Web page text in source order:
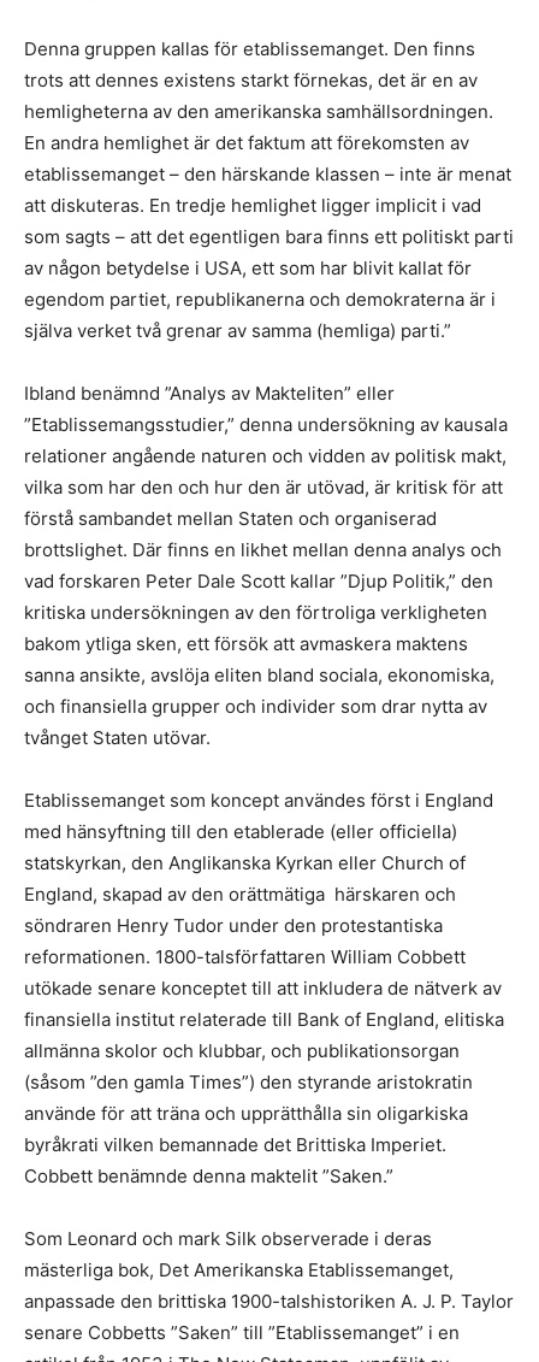
Denna gruppen kallas för etablissemanget. Den finns
trots att dennes existens starkt förnekas, det är en av
hemligheterna av den amerikanska samhällsordningen.
En andra hemlighet är det faktum att förekomsten av
etablissemanget – den härskande klassen – inte är menat
att diskuteras. En tredje hemlighet ligger implicit i vad
som sagts – att det egentligen bara finns ett politiskt parti
av någon betydelse i USA, ett som har blivit kallat för
egendom partiet, republikanerna och demokraterna är i
själva verket två grenar av samma (hemliga) parti.”
Ibland benämnd ”Analys av Makteliten” eller
”Etablissemangsstudier,” denna undersökning av kausala
relationer angående naturen och vidden av politisk makt,
vilka som har den och hur den är utövad, är kritisk för att
förstå sambandet mellan Staten och organiserad
brottslighet. Där finns en likhet mellan denna analys och
vad forskaren Peter Dale Scott kallar ”Djup Politik,” den
kritiska undersökningen av den förtroliga verkligheten
bakom ytliga sken, ett försök att avmaskera maktens
sanna ansikte, avslöja eliten bland sociala, ekonomiska,
och finansiella grupper och individer som drar nytta av
tvånget Staten utövar.
Etablissemanget som koncept användes först i England
med hänsyftning till den etablerade (eller officiella)
statskyrkan, den Anglikanska Kyrkan eller Church of
England, skapad av den orättmätiga härskaren och
söndraren Henry Tudor under den protestantiska
reformationen. 1800-talsförfattaren William Cobbett
utökade senare konceptet till att inkludera de nätverk av
finansiella institut relaterade till Bank of England, elitiska
allmänna skolor och klubbar, och publikationsorgan
(såsom ”den gamla Times”) den styrande aristokratin
använde för att träna och upprätthålla sin oligarkiska
byråkrati vilken bemannade det Brittiska Imperiet.
Cobbett benämnde denna maktelit ”Saken.”
Som Leonard och mark Silk observerade i deras
mästerliga bok, Det Amerikanska Etablissemanget,
anpassade den brittiska 1900-talshistoriken A. J. P. Taylor
senare Cobbetts ”Saken” till ”Etablissemanget” i en